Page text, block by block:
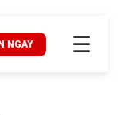
NGAY ☰